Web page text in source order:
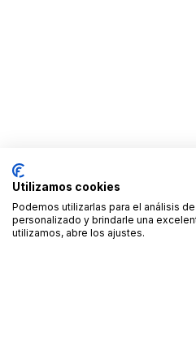
Utilizamos cookies
Podemos utilizarlas para el análisis
personalizado y brindarle una
utilizamos, abre los ajustes.